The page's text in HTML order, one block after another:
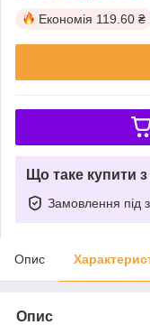
Економія 119.60 ₴
Що таке купити
Замовлення під
Опис
Опис